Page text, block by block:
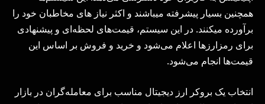
همچنین بسیار پیشرفته میباشند و اکثر نیاز های مخاطبان خود را
برآورده میکنند. در این سیستم، قیمت‌های لحظه‌ای و پیشنهادی
برای رمزارزها اعلام می‌شود و خرید و فروش بر اساس این
قیمت‌ها انجام می‌شود.
انتخاب یک بروکر ارز دیجیتال مناسب برای معامله‌گران در بازار